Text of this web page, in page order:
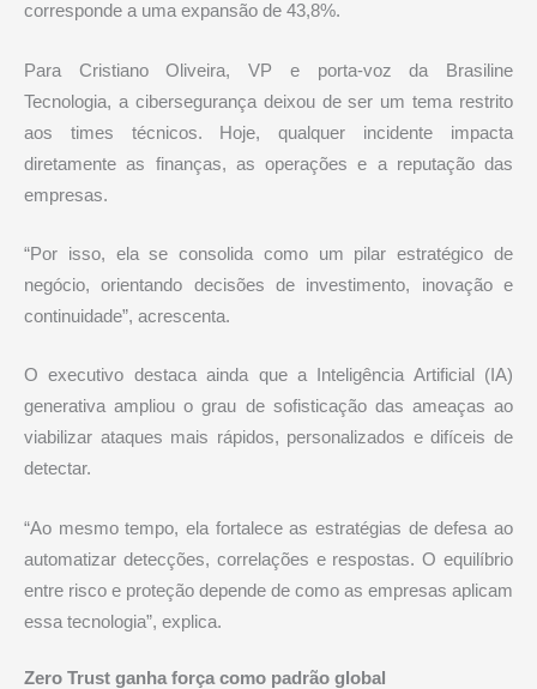
corresponde a uma expansão de 43,8%.
Para Cristiano Oliveira, VP e porta-voz da Brasiline
Tecnologia, a cibersegurança deixou de ser um tema restrito
aos times técnicos. Hoje, qualquer incidente impacta
diretamente as finanças, as operações e a reputação das
empresas.
“Por isso, ela se consolida como um pilar estratégico de
negócio, orientando decisões de investimento, inovação e
continuidade”, acrescenta.
O executivo destaca ainda que a Inteligência Artificial (IA)
generativa ampliou o grau de sofisticação das ameaças ao
viabilizar ataques mais rápidos, personalizados e difíceis de
detectar.
“Ao mesmo tempo, ela fortalece as estratégias de defesa ao
automatizar detecções, correlações e respostas. O equilíbrio
entre risco e proteção depende de como as empresas aplicam
essa tecnologia”, explica.
Zero Trust ganha força como padrão global